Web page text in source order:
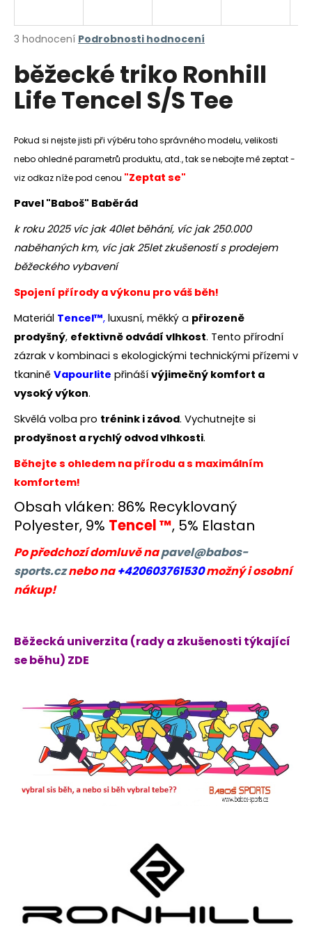
Průměrné
produktu
je
5,0
3 hodnocení Podrobnosti hodnocení
běžecké triko Ronhill
Life Tencel S/S Tee
Pokud si nejste jisti při výběru toho správného modelu, velikosti
nebo ohledně parametrů produktu, atd., tak se nebojte mě zeptat -
viz odkaz níže pod cenou "Zeptat se"
Pavel "Baboš" Baběrád
k roku 2025 víc jak 40let běhání, víc jak 250.000
naběhaných km, víc jak 25let zkušeností s prodejem
běžeckého vybavení
Spojení přírody a výkonu pro váš běh!
Materiál Tencel™, luxusní, měkký a přirozeně
prodyšný, efektivně odvádí vlhkost. Tento přírodní
zázrak v kombinaci s ekologickými technickými přízemi v
tkanině Vapourlite přináší výjimečný komfort a
vysoký výkon.
Skvělá volba pro trénink i závod. Vychutnejte si
prodyšnost a rychlý odvod vlhkosti.
Běhejte s ohledem na přírodu a s maximálním
komfortem!
Obsah vláken: 86% Recyklovaný
Polyester, 9% Tencel ™, 5% Elastan
Po předchozí domluvě napavel@babos-
sports.cznebo na+420603761530možný i osobní
nákup!
Běžecká univerzita (rady a zkušenosti týkající
se běhu) ZDE
j
t
?
HLEDAT
D
o
p
o
u
č
j
e
m
e
BĚŽECKÁ
OBUV
RASE
2611
999
Kč
Původně:
2
649
Kč